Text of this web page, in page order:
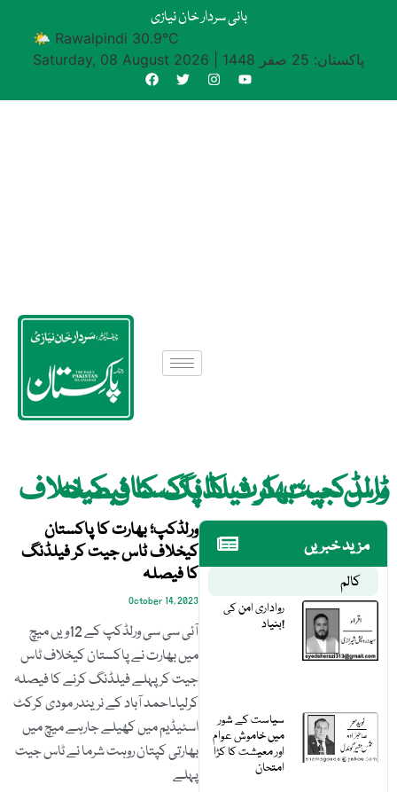
بانی سردار خان نیازی
🌤 Rawalpindi 30.9°C
Saturday, 08 August 2026
پاکستان: 25 صفر 1448
ورلڈکپ؛ بھارت کا پاکستان کیخلاف ٹاس جیت کر فیلڈنگ کا فیصلہ
مزید خبریں
کالم
رواداری امن کی
بنیاد!
سیاست کے شور
میں خاموش عوام
اور معیشت کا کڑا
امتحان
ورلڈکپ؛ بھارت کا پاکستان
کیخلاف ٹاس جیت کر فیلڈنگ
کا فیصلہ
October 14, 2023
آئی سی سی ورلڈکپ کے 12ویں میچ
میں بھارت نے پاکستان کیخلاف ٹاس
جیت کر پہلے فیلڈنگ کرنے کا فیصلہ
کرلیا۔احمد آباد کے نریندر مودی کرکٹ
اسٹیڈیم میں کھیلے جارہے میچ میں
بھارتی کپتان روہت شرما نے ٹاس جیت
پہلے